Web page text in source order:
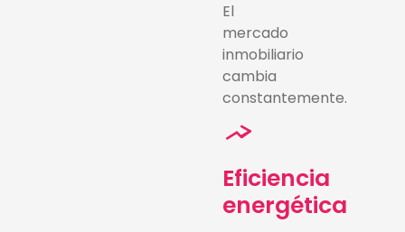
El
mercado
inmobiliario
cambia
constantemente.
Eficiencia
energética